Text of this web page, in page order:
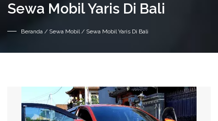
Sewa Mobil Yaris Di Bali
Beranda / Sewa Mobil/ Sewa Mobil Yaris Di Bali